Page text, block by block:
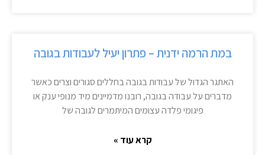
במת הרמה ידנית – פתרון יעיל לעבודות בגובה
האתגר הגדול של עבודות בגובה בחללים סגורים וצרים כאשר
מדברים על עבודה בגובה, רובנו מדמיינים מיד מנופי ענק או
פיגומי פלדה עצומים המיתמרים לגובה של
קרא עוד »